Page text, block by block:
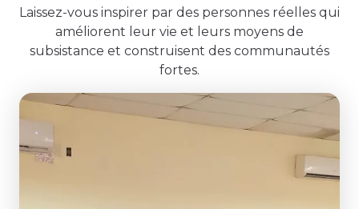
Laissez-vous inspirer par des personnes réelles qui
améliorent leur vie et leurs moyens de
subsistance et construisent des communautés
fortes.